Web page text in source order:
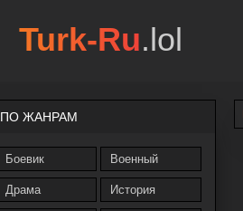
ПО ЖАНРАМ
Боевик
Драма
Военный
История
Turk-Ru.lol